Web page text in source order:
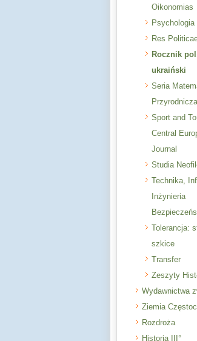
Oikonomias
Psychologia
Res
Rocznik
ukraiński
Seria
Przyrodnicza
Sport and
Central
Journal
Studia
Technika,
Inżynieria
Tolerancja:
szkice
Transfer
Zeszyty
Wydawnictwa
Ziemia
Rozdroża
Historia III°